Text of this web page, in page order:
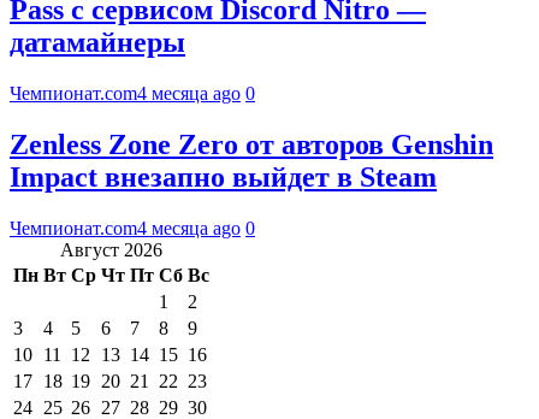
Pass с сервисом Discord Nitro —
датамайнеры
Чемпионат.com4 месяца ago 0
Zenless Zone Zero от авторов Genshin
Impact внезапно выйдет в Steam
Чемпионат.com4 месяца ago 0
Август 2026
Пн Вт Ср Чт Пт Сб Вс
1
2
3
4 5 6 7 8
9
10 11 12 13 14 15 16
17 18 19 20 21 22 23
24 25 26 27 28 29 30